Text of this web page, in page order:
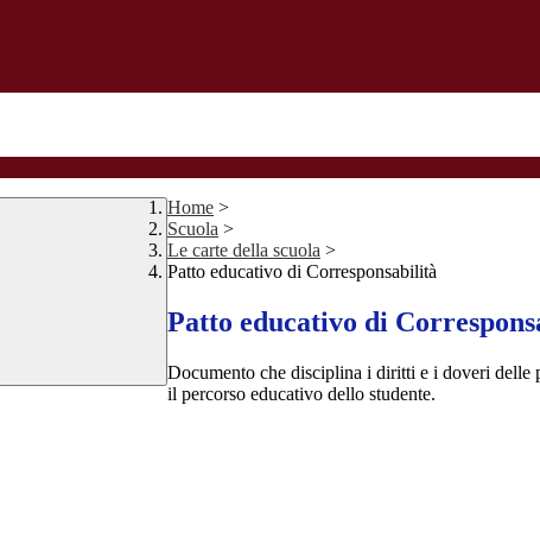
Home >
Scuola >
Le carte della scuola >
Patto educativo di Corresponsabilità
Patto educativo di
Documento che disciplina i diritti e i doveri delle
il percorso educativo dello studente.